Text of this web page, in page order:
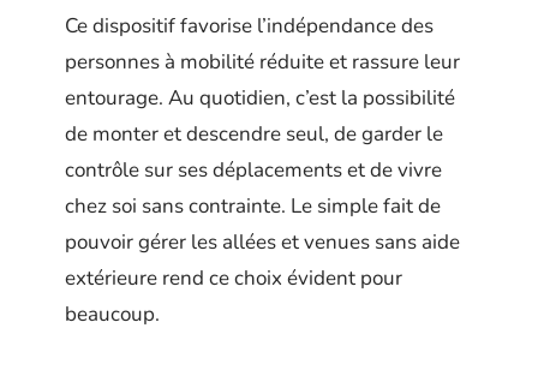
Ce dispositif favorise l’indépendance des
personnes à mobilité réduite et rassure leur
entourage. Au quotidien, c’est la possibilité
de monter et descendre seul, de garder le
contrôle sur ses déplacements et de vivre
chez soi sans contrainte. Le simple fait de
pouvoir gérer les allées et venues sans aide
extérieure rend ce choix évident pour
beaucoup.